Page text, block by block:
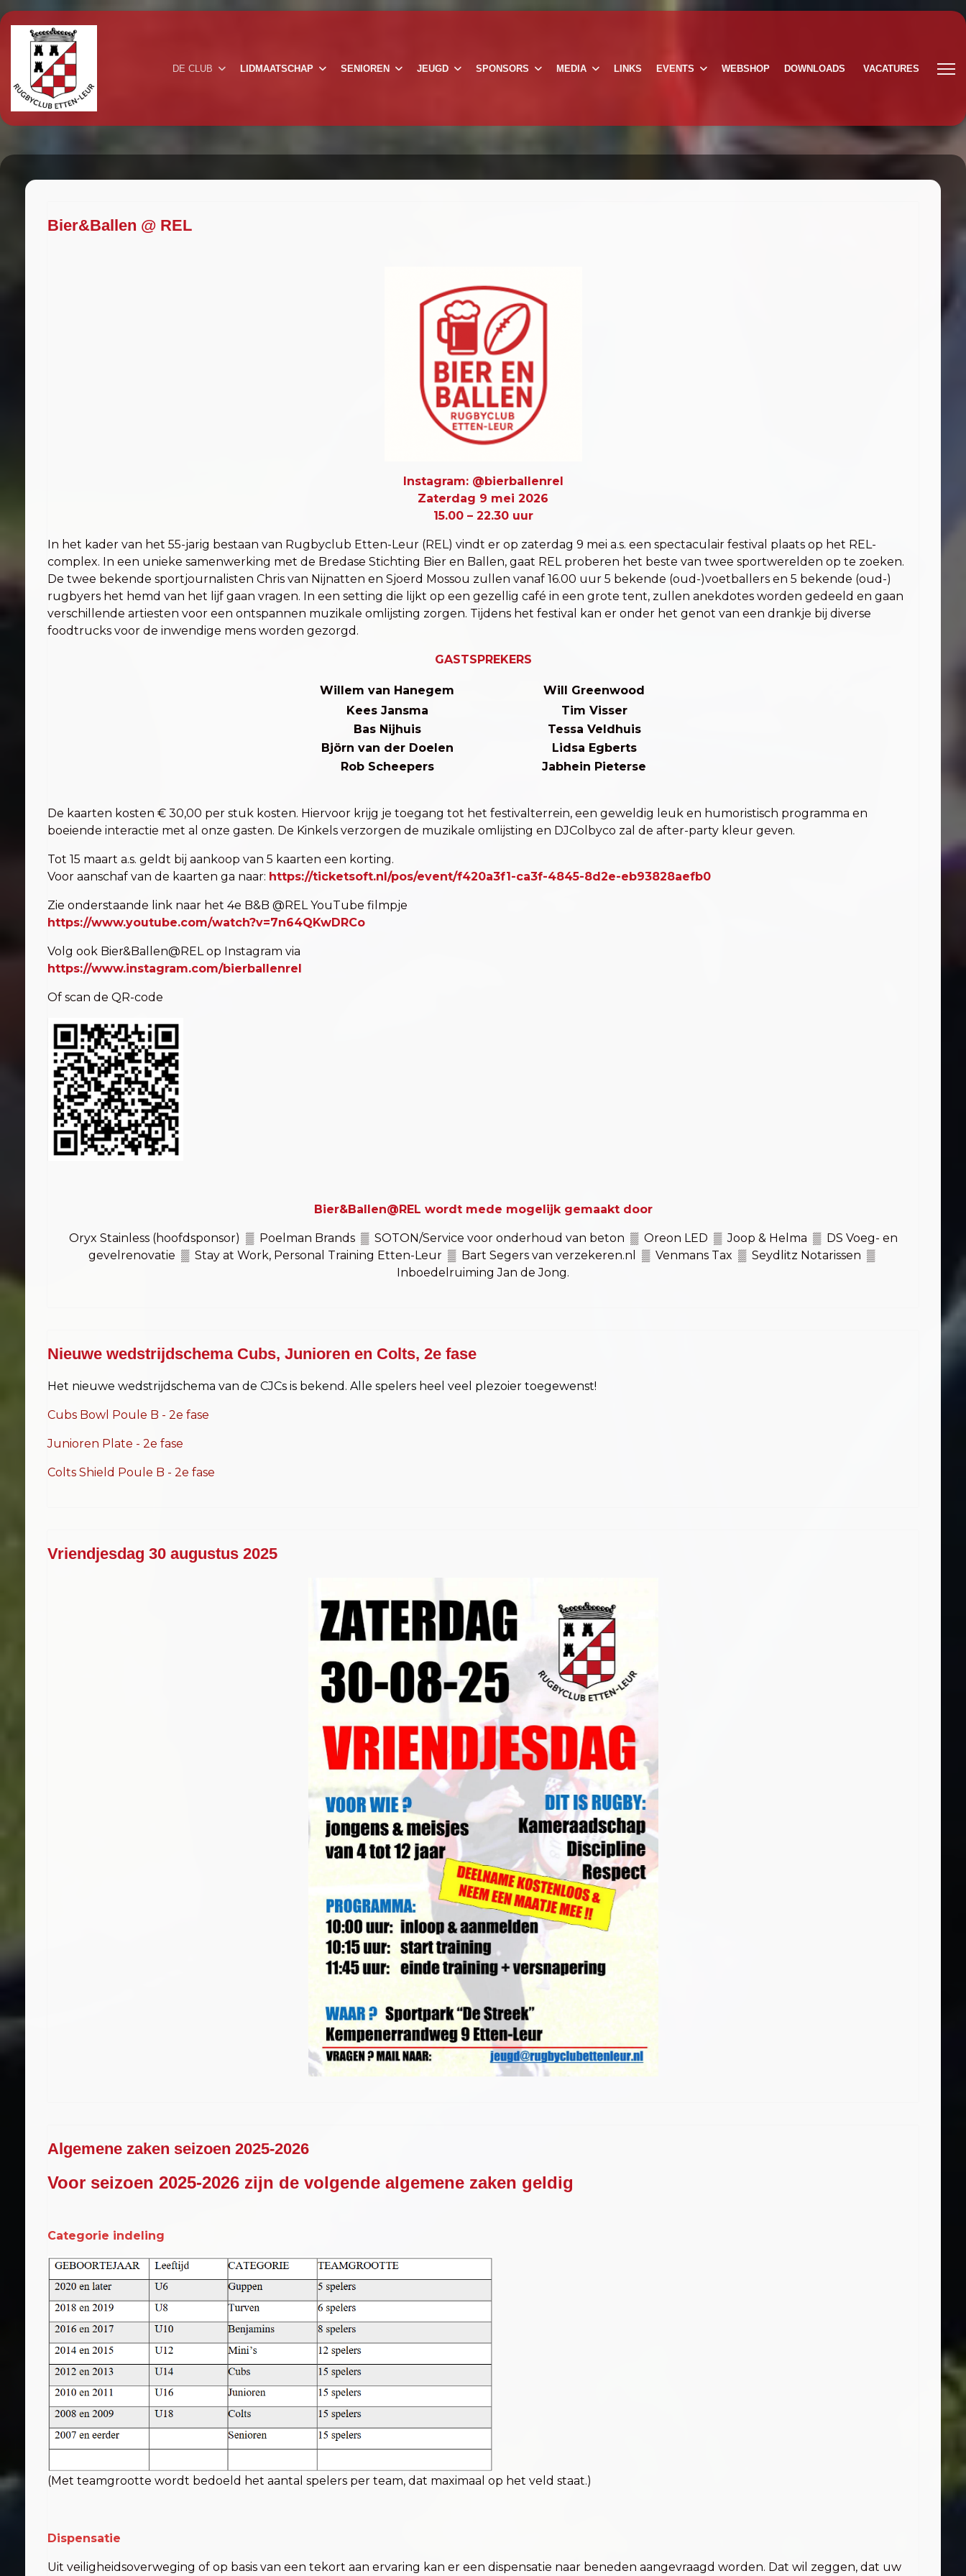
DE CLUB LIDMAATSCHAP SENIOREN JEUGD SPONSORS MEDIA LINKS EVENTS WEBSHOP DOWNLOADS VACATURES
Bier&Ballen @ REL
Instagram: @bierballenrel
Zaterdag 9 mei 2026
15.00 – 22.30 uur
In het kader van het 55-jarig bestaan van Rugbyclub Etten-Leur (REL) vindt er op zaterdag 9 mei a.s. een spectaculair festival plaats op het REL-
complex. In een unieke samenwerking met de Bredase Stichting Bier en Ballen, gaat REL proberen het beste van twee sportwerelden op te zoeken.
De twee bekende sportjournalisten Chris van Nijnatten en Sjoerd Mossou zullen vanaf 16.00 uur 5 bekende (oud-)voetballers en 5 bekende (oud-)
rugbyers het hemd van het lijf gaan vragen. In een setting die lijkt op een gezellig café in een grote tent, zullen anekdotes worden gedeeld en gaan
verschillende artiesten voor een ontspannen muzikale omlijsting zorgen. Tijdens het festival kan er onder het genot van een drankje bij diverse
foodtrucks voor de inwendige mens worden gezorgd.
GASTSPREKERS
Willem van Hanegem
Will Greenwood
Kees Jansma
Tim Visser
Bas Nijhuis
Tessa Veldhuis
Björn van der Doelen
Lidsa Egberts
Rob Scheepers
Jabhein Pieterse
De kaarten kosten € 30,00 per stuk kosten. Hiervoor krijg je toegang tot het festivalterrein, een geweldig leuk en humoristisch programma en
boeiende interactie met al onze gasten. De Kinkels verzorgen de muzikale omlijsting en DJColbyco zal de after-party kleur geven.
Tot 15 maart a.s. geldt bij aankoop van 5 kaarten een korting.
Voor aanschaf van de kaarten ga naar: https://ticketsoft.nl/pos/event/f420a3f1-ca3f-4845-8d2e-eb93828aefb0
Zie onderstaande link naar het 4e B&B @REL YouTube filmpje
https://www.youtube.com/watch?v=7n64QKwDRCo
Volg ook Bier&Ballen@REL op Instagram via
https://www.instagram.com/bierballenrel
Of scan de QR-code
Bier&Ballen@REL wordt mede mogelijk gemaakt door
Oryx Stainless (hoofdsponsor) ▒ Poelman Brands ▒ SOTON/Service voor onderhoud van beton ▒ Oreon LED ▒ Joop & Helma ▒ DS Voeg- en
gevelrenovatie ▒ Stay at Work, Personal Training Etten-Leur ▒ Bart Segers van verzekeren.nl ▒ Venmans Tax ▒ Seydlitz Notarissen ▒
Inboedelruiming Jan de Jong.
Nieuwe wedstrijdschema Cubs, Junioren en Colts, 2e fase
Het nieuwe wedstrijdschema van de CJCs is bekend. Alle spelers heel veel plezoier toegewenst!
Cubs Bowl Poule B - 2e fase
Junioren Plate - 2e fase
Colts Shield Poule B - 2e fase
Vriendjesdag 30 augustus 2025
Algemene zaken seizoen 2025-2026
Voor seizoen 2025-2026 zijn de volgende algemene zaken geldig
Categorie indeling
(Met teamgrootte wordt bedoeld het aantal spelers per team, dat maximaal op het veld staat.)
Dispensatie
Uit veiligheidsoverweging of op basis van een tekort aan ervaring kan er een dispensatie naar beneden aangevraagd worden. Dat wil zeggen, dat uw